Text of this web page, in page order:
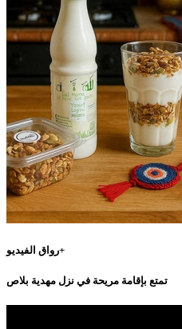
رواق الفيديو+
تمتع بإقامة مريحة في نزل مهدية بلاص